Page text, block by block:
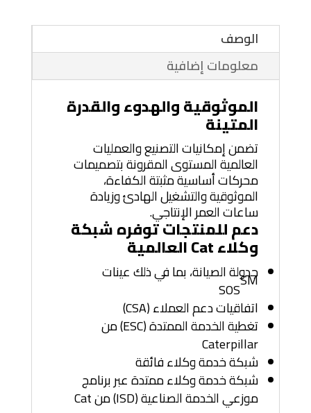
الوصف
معلومات إضافية
الموثوقية والهدوء والقدرة
المتينة
تضمن إمكانيات التصنيع والعمليات
العالمية المستوى المقرونة بتصميمات
محركات أساسية مثبتة الكفاءة،
الموثوقية والتشغيل الهادئ وزيادة
ساعات العمر الإنتاجي.
دعم للمنتجات توفره شبكة
وكلاء Cat العالمية
جدولة الصيانة، بما في ذلك عينات
SOSSM
اتفاقيات دعم العملاء (CSA)
تغطية الخدمة الممتدة (ESC) من
Caterpillar
شبكة خدمة وكلاء فائقة
شبكة خدمة وكلاء ممتدة عبر برنامج
موزعي الخدمة الصناعية (ISD) من Cat